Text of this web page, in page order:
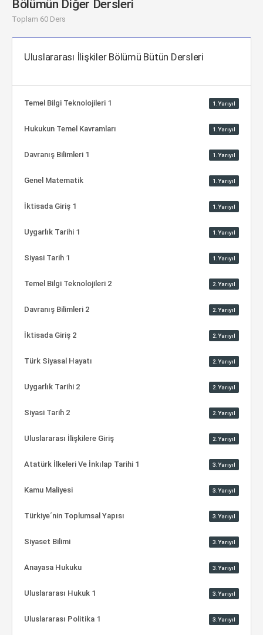
Bölümün Diğer Dersleri
Toplam 60 Ders
Uluslararası İlişkiler Bölümü Bütün Dersleri
Temel Bilgi Teknolojileri 1 1.Yarıyıl
Hukukun Temel Kavramları 1.Yarıyıl
Davranış Bilimleri 1 1.Yarıyıl
Genel Matematik 1.Yarıyıl
İktisada Giriş 1 1.Yarıyıl
Uygarlık Tarihi 1 1.Yarıyıl
Siyasi Tarih 1 1.Yarıyıl
Temel Bilgi Teknolojileri 2 2.Yarıyıl
Davranış Bilimleri 2 2.Yarıyıl
İktisada Giriş 2 2.Yarıyıl
Türk Siyasal Hayatı 2.Yarıyıl
Uygarlık Tarihi 2 2.Yarıyıl
Siyasi Tarih 2 2.Yarıyıl
Uluslararası İlişkilere Giriş 2.Yarıyıl
Atatürk İlkeleri Ve İnkılap Tarihi 1 3.Yarıyıl
Kamu Maliyesi 3.Yarıyıl
Türkiye´nin Toplumsal Yapısı 3.Yarıyıl
Siyaset Bilimi 3.Yarıyıl
Anayasa Hukuku 3.Yarıyıl
Uluslararası Hukuk 1 3.Yarıyıl
Uluslararası Politika 1 3.Yarıyıl